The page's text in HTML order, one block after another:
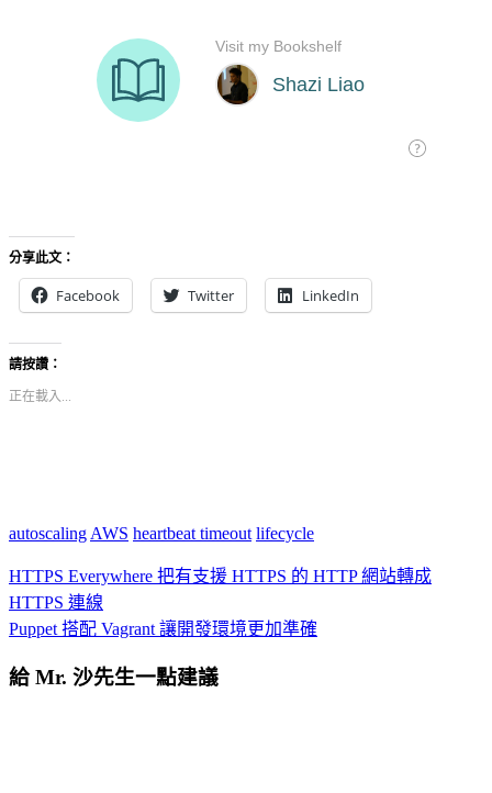
分享此文：
Facebook Twitter LinkedIn
請按讚：
正在載入...
autoscaling AWS heartbeat timeout lifecycle
HTTPS Everywhere 把有支援 HTTPS 的 HTTP 網站轉成
HTTPS 連線
Puppet 搭配 Vagrant 讓開發環境更加準確
給 Mr. 沙先生一點建議